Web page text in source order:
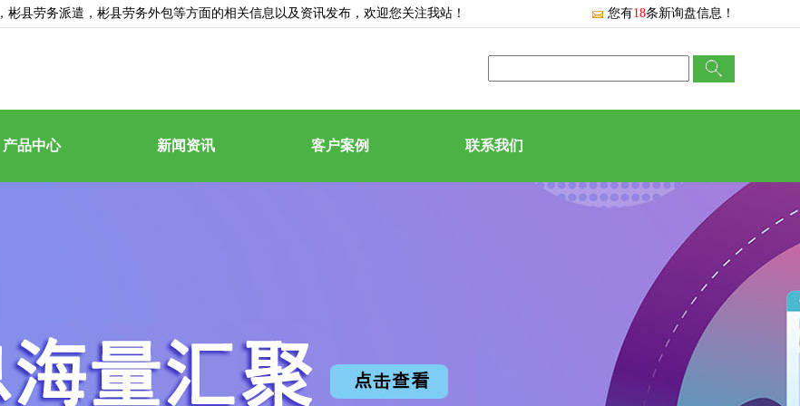
，彬县劳务派遣，彬县劳务外包等方面的相关信息以及资讯发布，欢迎您关注我站！ 您有18条新询盘信息！
产品中心 新闻资讯 客户案例 联系我们